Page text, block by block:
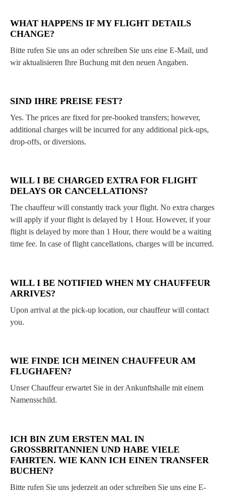
WHAT HAPPENS IF MY FLIGHT DETAILS
CHANGE?
Bitte rufen Sie uns an oder schreiben Sie uns eine E-Mail, und
wir aktualisieren Ihre Buchung mit den neuen Angaben.
SIND IHRE PREISE FEST?
Yes. The prices are fixed for pre-booked transfers; however,
additional charges will be incurred for any additional pick-ups,
drop-offs, or diversions.
WILL I BE CHARGED EXTRA FOR FLIGHT
DELAYS OR CANCELLATIONS?
The chauffeur will constantly track your flight. No extra charges
will apply if your flight is delayed by 1 Hour. However, if your
flight is delayed by more than 1 Hour, there would be a waiting
time fee. In case of flight cancellations, charges will be incurred.
WILL I BE NOTIFIED WHEN MY CHAUFFEUR
ARRIVES?
Upon arrival at the pick-up location, our chauffeur will contact
you.
WIE FINDE ICH MEINEN CHAUFFEUR AM
FLUGHAFEN?
Unser Chauffeur erwartet Sie in der Ankunftshalle mit einem
Namensschild.
ICH BIN ZUM ERSTEN MAL IN
GROSSBRITANNIEN UND HABE VIELE
FAHRTEN. WIE KANN ICH EINEN TRANSFER
BUCHEN?
Bitte rufen Sie uns jederzeit an oder schreiben Sie uns eine E-